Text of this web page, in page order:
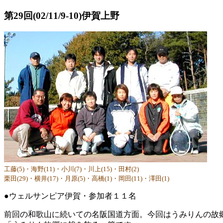
第29回(02/11/9-10)伊賀上野
工藤(5)・海野(11)・小川(7)・川上(15)・田村(2)
栗田(29)・横井(17)・月原(5)・高橋(1)・岡田(11)・澤田(1)
●ウェルサンピア伊賀・参加者１１名
前回の和歌山に続いての名阪国道方面。今回はうみりんの故